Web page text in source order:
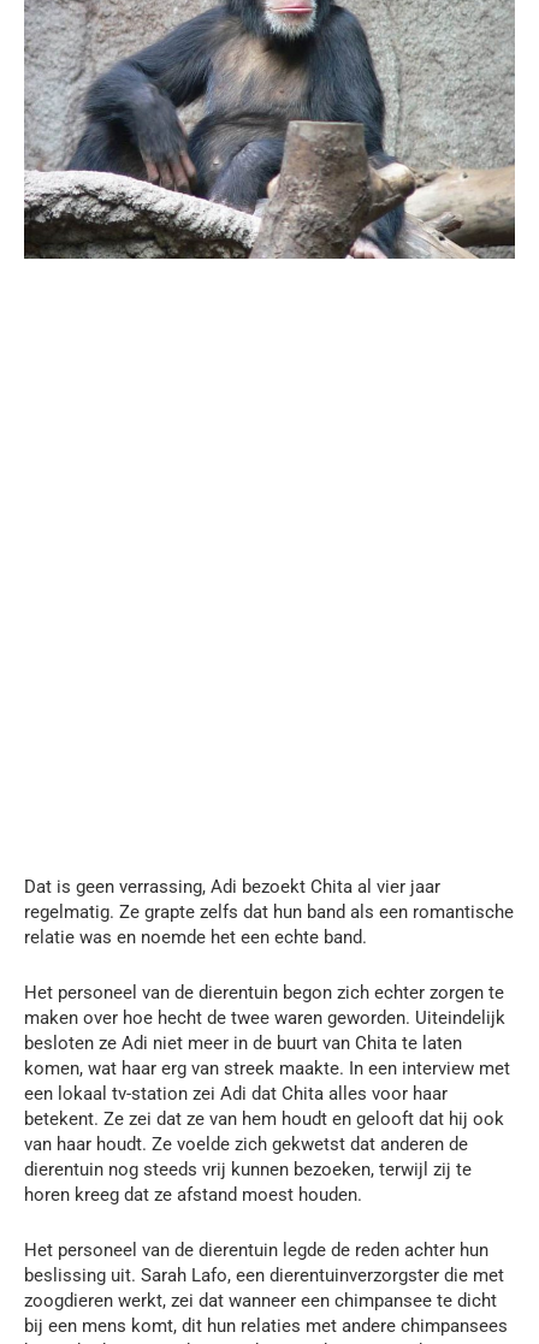
Dat is geen verrassing, Adi bezoekt Chita al vier jaar
regelmatig. Ze grapte zelfs dat hun band als een romantische
relatie was en noemde het een echte band.
Het personeel van de dierentuin begon zich echter zorgen te
maken over hoe hecht de twee waren geworden. Uiteindelijk
besloten ze Adi niet meer in de buurt van Chita te laten
komen, wat haar erg van streek maakte. In een interview met
een lokaal tv-station zei Adi dat Chita alles voor haar
betekent. Ze zei dat ze van hem houdt en gelooft dat hij ook
van haar houdt. Ze voelde zich gekwetst dat anderen de
dierentuin nog steeds vrij kunnen bezoeken, terwijl zij te
horen kreeg dat ze afstand moest houden.
Het personeel van de dierentuin legde de reden achter hun
beslissing uit. Sarah Lafo, een dierentuinverzorgster die met
zoogdieren werkt, zei dat wanneer een chimpansee te dicht
bij een mens komt, dit hun relaties met andere chimpansees